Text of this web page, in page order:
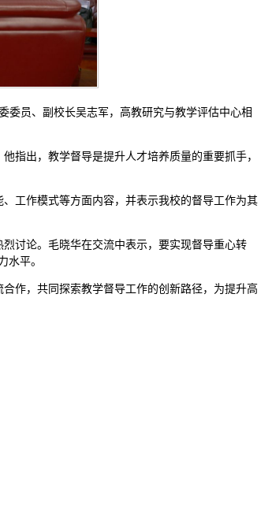
委员、副校长吴志军，高教研究与教学评估中心相
指出，教学督导是提升人才培养质量的重要抓手，
工作模式等方面内容，并表示我校的督导工作为其
讨论。毛晓华在交流中表示，要实现督导重心转
水平。
作，共同探索教学督导工作的创新路径，为提升高